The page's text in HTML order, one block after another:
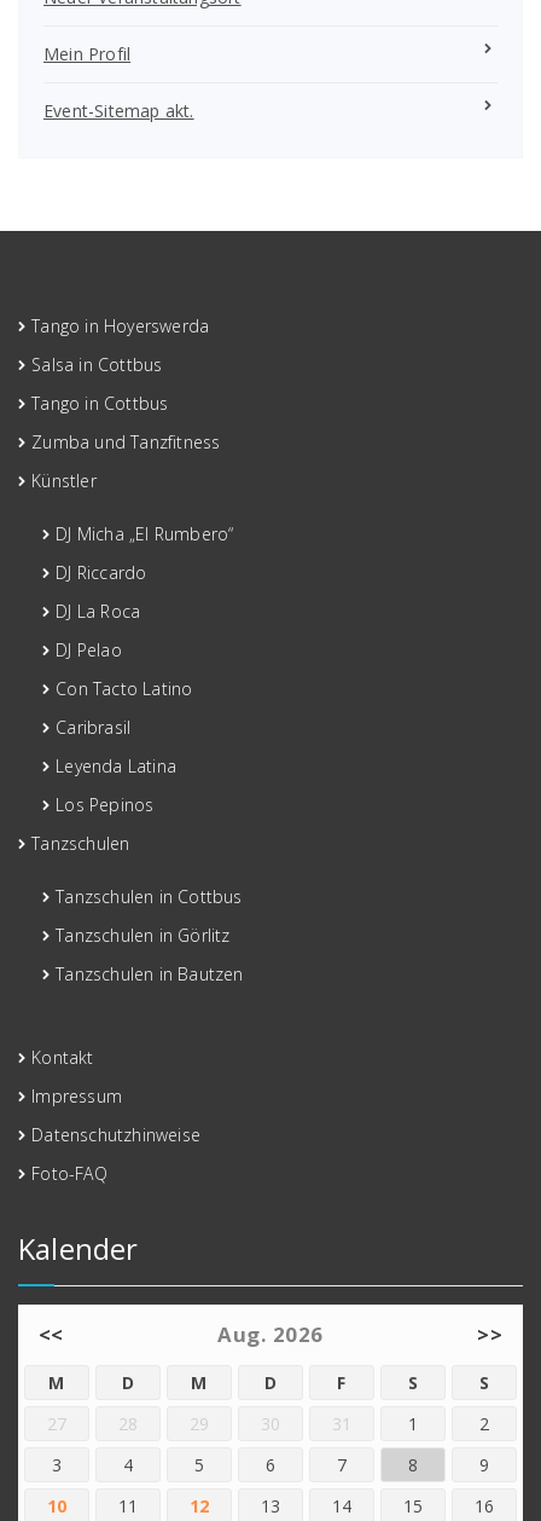
Mein Profil
Event-Sitemap akt.
Tango in Hoyerswerda
Salsa in Cottbus
Tango in Cottbus
Zumba und Tanzfitness
Künstler
DJ Micha „El Rumbero“
DJ Riccardo
DJ La Roca
DJ Pelao
Con Tacto Latino
Caribrasil
Leyenda Latina
Los Pepinos
Tanzschulen
Tanzschulen in Cottbus
Tanzschulen in Görlitz
Tanzschulen in Bautzen
Kontakt
Impressum
Datenschutzhinweise
Foto-FAQ
Kalender
<< Aug. 2026 >>
M D M D F S
S
27
28 29 30 31 1
2
3
4 5 6 7 8
9
10
11 12 13 14 15 16